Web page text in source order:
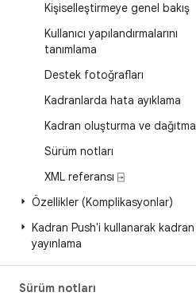
Kişiselleştirmeye genel bakış
Kullanıcı yapılandırmalarını
tanımlama
Destek fotoğrafları
Kadranlarda hata ayıklama
Kadran oluşturma ve dağıtma
Sürüm notları
XML referansı ⍈
Özellikler (Komplikasyonlar)
Kadran Push'i kullanarak kadran
yayınlama
Sürüm notları